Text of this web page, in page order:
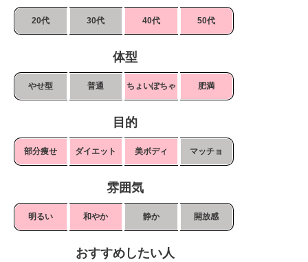
20代 30代 40代 50代
体型
やせ型 普通 ちょいぽちゃ 肥満
目的
部分痩せ ダイエット 美ボディ マッチョ
雰囲気
明るい 和やか 静か 開放感
おすすめしたい人